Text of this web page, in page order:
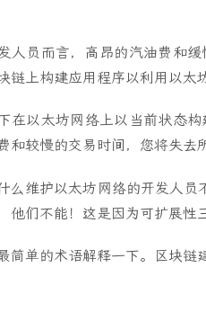
人员而言，高昂的汽油费和
链上构建应用程序以利用以太
在以太坊网络上以当前状态
和较慢的交易时间，您将失去
么维护以太坊网络的开发人
他们不能！这是因为可扩展性
简单的术语解释一下。区块链